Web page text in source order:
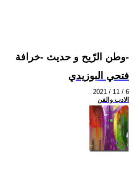
وطن الرّيح و حديث -خرافة-
فتحي البوزيدي
2021 / 11 / 6
الادب والفن